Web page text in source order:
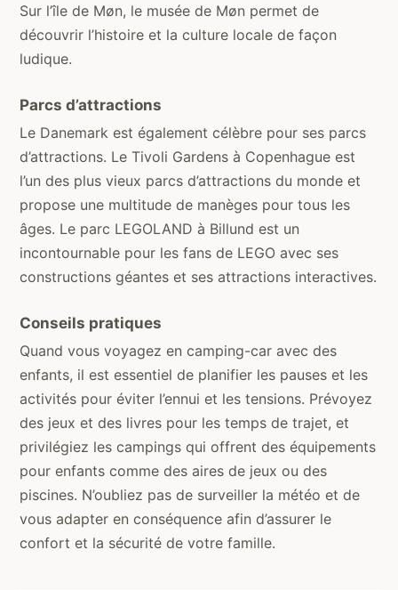
Sur l’île de Møn, le musée de Møn permet de
découvrir l’histoire et la culture locale de façon
ludique.
Parcs d’attractions
Le Danemark est également célèbre pour ses parcs
d’attractions. Le Tivoli Gardens à Copenhague est
l’un des plus vieux parcs d’attractions du monde et
propose une multitude de manèges pour tous les
âges. Le parc LEGOLAND à Billund est un
incontournable pour les fans de LEGO avec ses
constructions géantes et ses attractions interactives.
Conseils pratiques
Quand vous voyagez en camping-car avec des
enfants, il est essentiel de planifier les pauses et les
activités pour éviter l’ennui et les tensions. Prévoyez
des jeux et des livres pour les temps de trajet, et
privilégiez les campings qui offrent des équipements
pour enfants comme des aires de jeux ou des
piscines. N’oubliez pas de surveiller la météo et de
vous adapter en conséquence afin d’assurer le
confort et la sécurité de votre famille.